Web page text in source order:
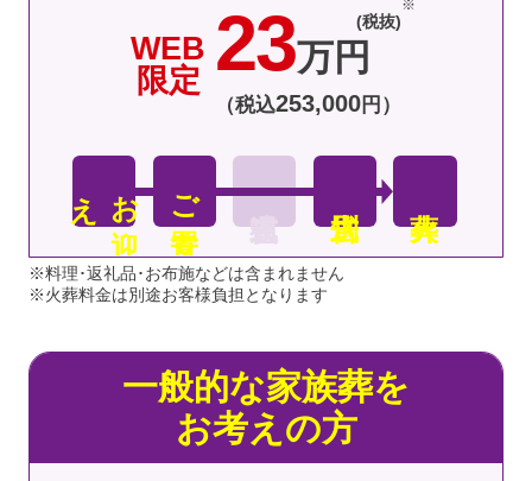
WEB
限定 23万円
(税抜)
（税込253,000円）
お
迎
え ご安置
※料理･返礼品･お布施などは含まれません
※火葬料金は別途お客様負担となります
一般的な家族葬を
お考えの方